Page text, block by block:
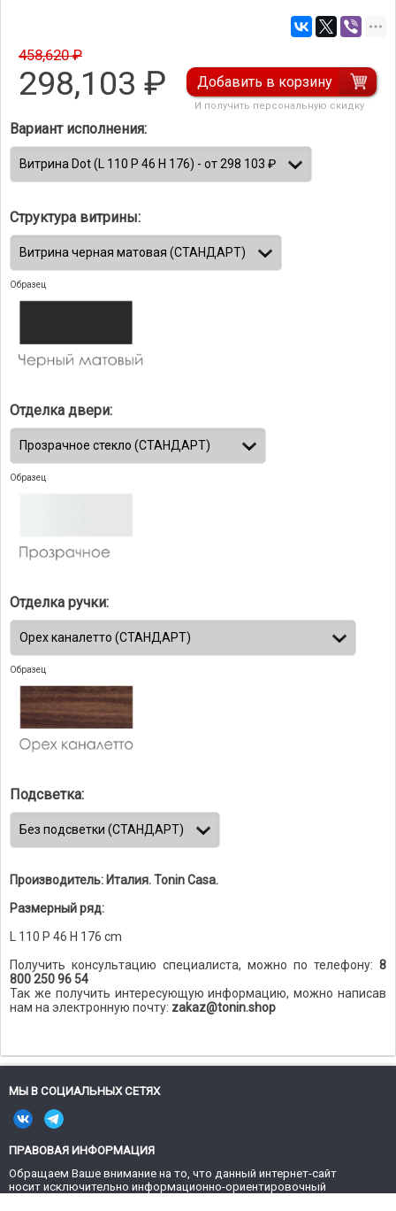
458,620 ₽
298,103 ₽ Добавить в корзину
И получить персональную скидку
Вариант исполнения:
Структура витрины:
Образец
Отделка двери:
Образец
Отделка ручки:
Образец
Подсветка:
Производитель: Италия. Tonin Casa.
Размерный ряд:
L 110 P 46 H 176 cm
Получить консультацию специалиста, можно по телефону: 8
800 250 96 54
Так же получить интересующую информацию, можно написав
нам на электронную почту: zakaz@tonin.shop
МЫ В СОЦИАЛЬНЫХ СЕТЯХ
ПРАВОВАЯ ИНФОРМАЦИЯ
Обращаем Ваше внимание на то, что данный интернет-сайт
носит исключительно информационно-ориентировочный